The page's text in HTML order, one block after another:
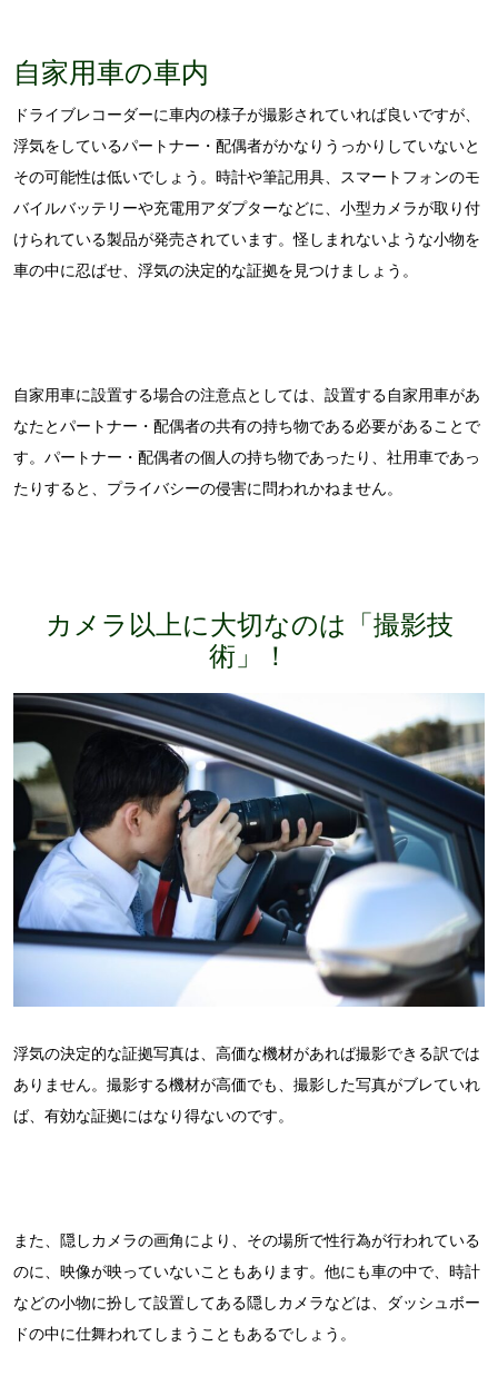
自家用車の車内
ドライブレコーダーに車内の様子が撮影されていれば良いですが、
浮気をしているパートナー・配偶者がかなりうっかりしていないと
その可能性は低いでしょう。時計や筆記用具、スマートフォンのモ
バイルバッテリーや充電用アダプターなどに、小型カメラが取り付
けられている製品が発売されています。怪しまれないような小物を
車の中に忍ばせ、浮気の決定的な証拠を見つけましょう。
自家用車に設置する場合の注意点としては、設置する自家用車があ
なたとパートナー・配偶者の共有の持ち物である必要があることで
す。パートナー・配偶者の個人の持ち物であったり、社用車であっ
たりすると、プライバシーの侵害に問われかねません。
カメラ以上に大切なのは「撮影技
術」！
浮気の決定的な証拠写真は、高価な機材があれば撮影できる訳では
ありません。撮影する機材が高価でも、撮影した写真がブレていれ
ば、有効な証拠にはなり得ないのです。
また、隠しカメラの画角により、その場所で性行為が行われている
のに、映像が映っていないこともあります。他にも車の中で、時計
などの小物に扮して設置してある隠しカメラなどは、ダッシュボー
ドの中に仕舞われてしまうこともあるでしょう。